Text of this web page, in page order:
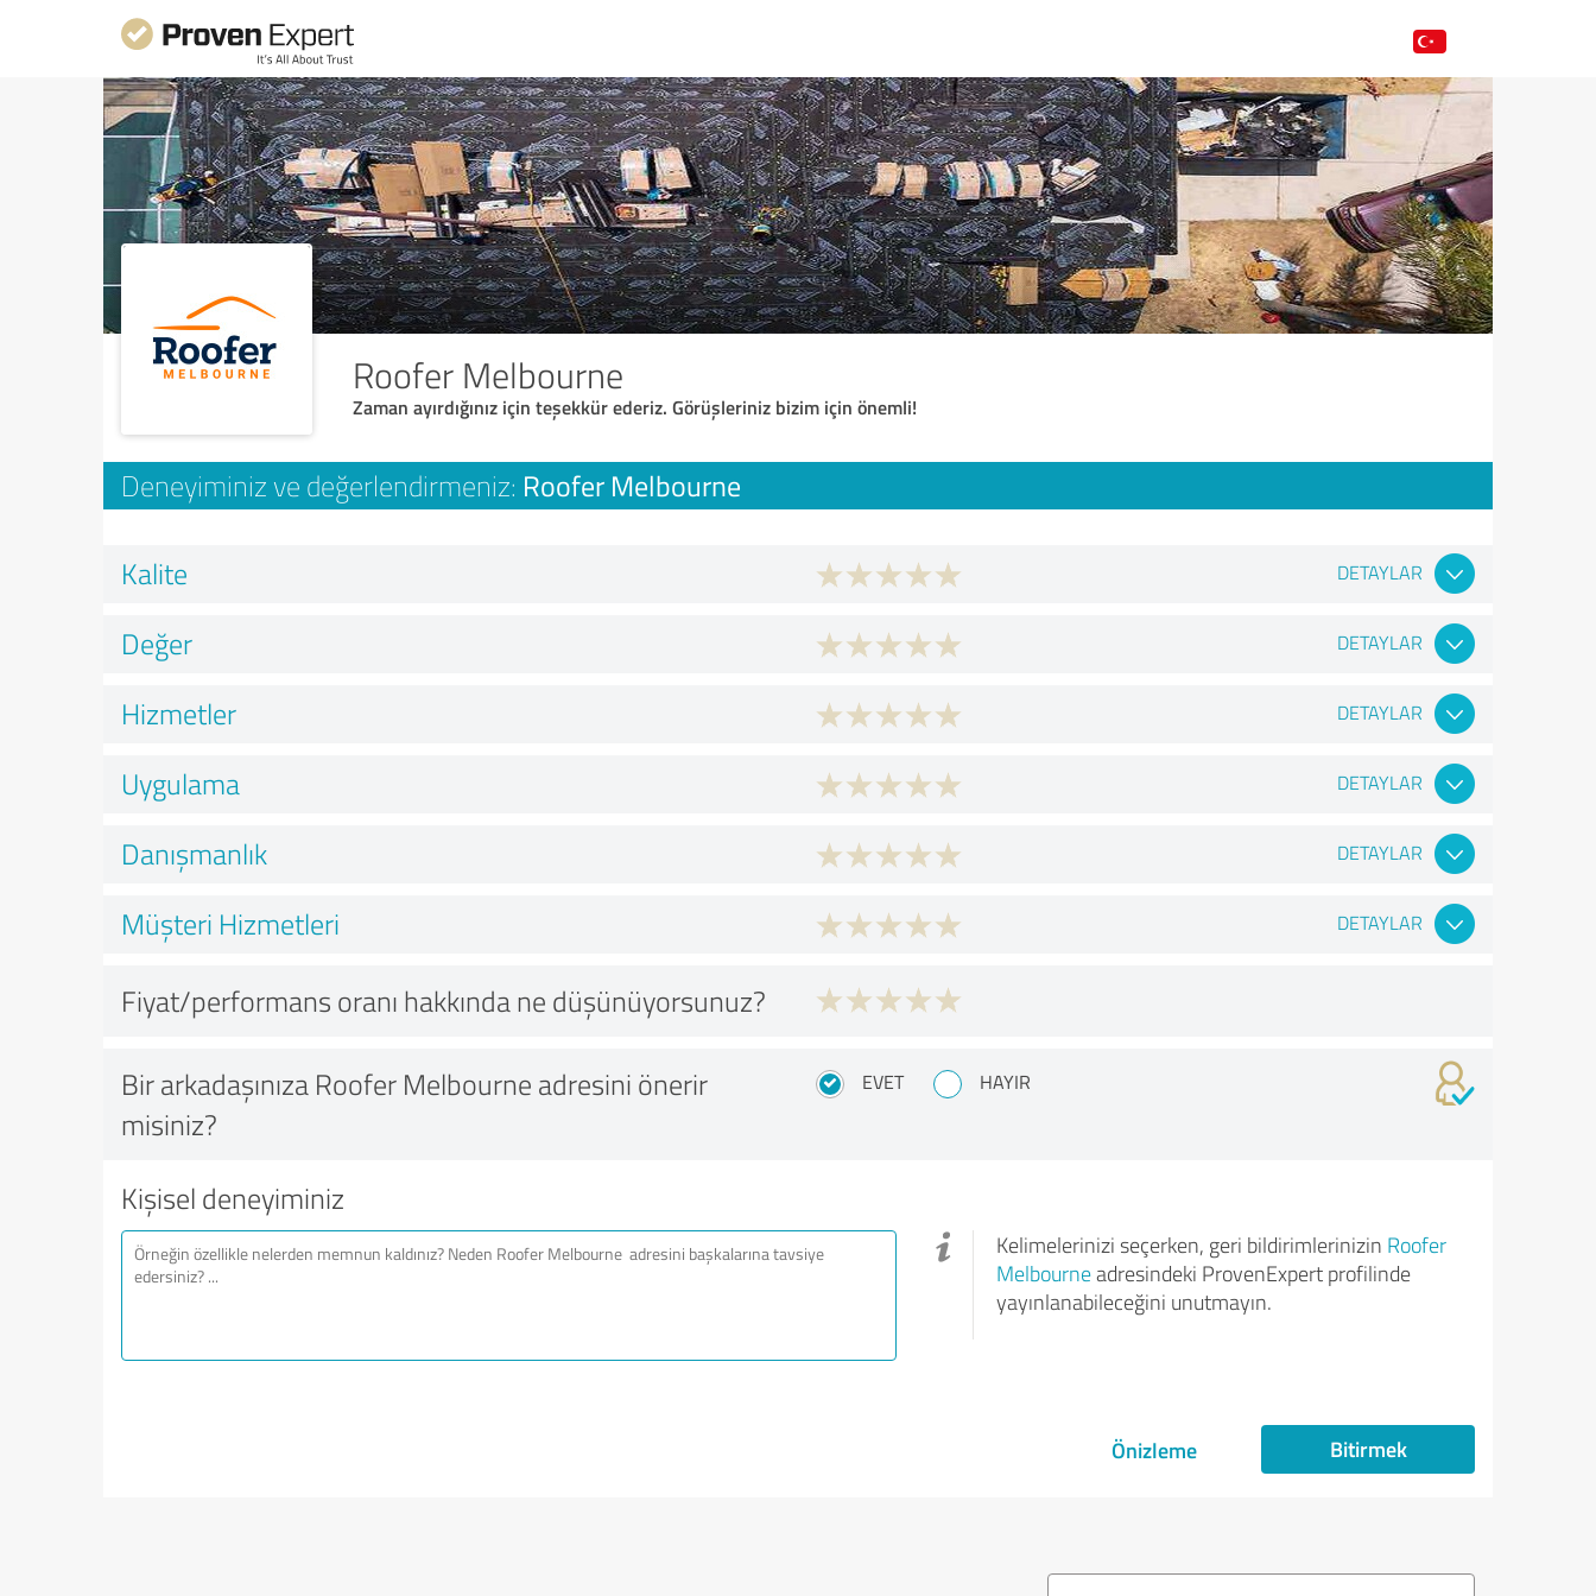
Roofer Melbourne
Zaman ayırdığınız için teşekkür ederiz. Görüşleriniz bizim için önemli!
Deneyiminiz ve değerlendirmeniz: Roofer Melbourne
Kalite DETAYLAR
Değer DETAYLAR
Hizmetler DETAYLAR
Uygulama DETAYLAR
Danışmanlık DETAYLAR
Müşteri Hizmetleri DETAYLAR
Fiyat/performans oranı hakkında ne düşünüyorsunuz?
Bir arkadaşınıza Roofer Melbourne adresini önerir
misiniz?
EVET HAYIR
Kişisel deneyiminiz
Kelimelerinizi seçerken, geri bildirimlerinizin Roofer
Melbourneadresindeki ProvenExpert profilinde
yayınlanabileceğini unutmayın.
Önizleme Bitirmek